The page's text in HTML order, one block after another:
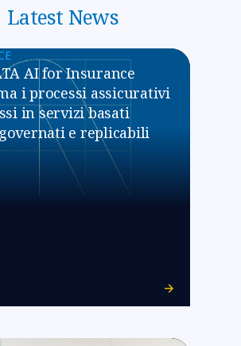
Latest News
AI for Insurance
i processi assicurativi
in servizi basati
e replicabili